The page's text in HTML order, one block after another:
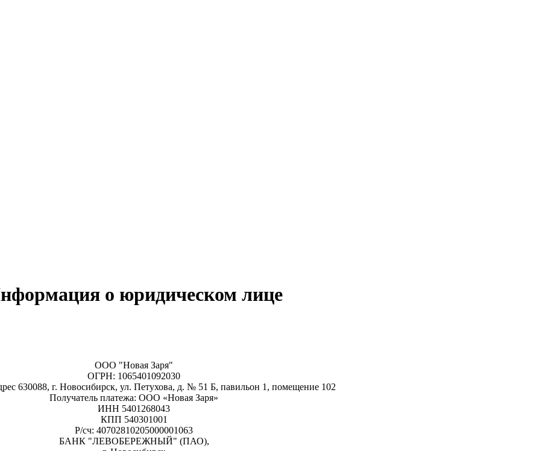
о юридическом лице
ООО "Новая Заря"
ОГРН: 1065401092030
630088, г. Новосибирск, ул. Петухова, д. № 51 Б, павильон 1, помещение 102
Получатель платежа: ООО «Новая Заря»
ИНН 5401268043
КПП 540301001
Р/сч: 40702810205000001063
БАНК "ЛЕВОБЕРЕЖНЫЙ" (ПАО),